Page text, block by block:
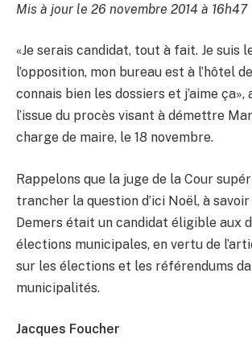
Mis à jour le 26 novembre 2014 à 16h47
«Je serais candidat, tout à fait. Je suis
l’opposition, mon bureau est à l’hôtel
connais bien les dossiers et j’aime
l’issue du procès visant à démettre
charge de maire, le 18 novembre.
Rappelons que la juge de la Cour
trancher la question d’ici Noël, à
Demers était un candidat éligible aux
élections municipales, en vertu de
sur les élections et les référendums
municipalités.
Jacques Foucher